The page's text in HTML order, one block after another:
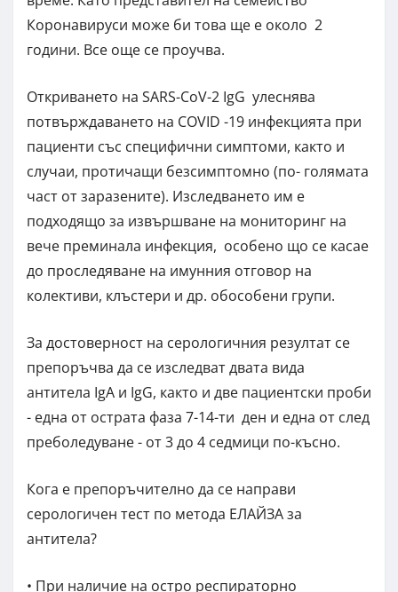
Коронавируси може би това ще е около 2
години. Все още се проучва.
Откриването на SARS-CoV-2 IgG улеснява
потвърждаването на COVID -19 инфекцията при
пациенти със специфични симптоми, както и
случаи, протичащи безсимптомно (по- голямата
част от заразените). Изследването им е
подходящо за извършване на мониторинг на
вече преминала инфекция, особено що се касае
до проследяване на имунния отговор на
колективи, клъстери и др. обособени групи.
За достоверност на серологичния резултат се
препоръчва да се изследват двата вида
антитела IgA и IgG, както и две пациентски проби
- една от острата фаза 7-14-ти ден и една от след
преболедуване - от 3 до 4 седмици по-късно.
Кога е препоръчително да се направи
серологичен тест по метода ЕЛАЙЗА за
антитела?
• При наличие на остро респираторно